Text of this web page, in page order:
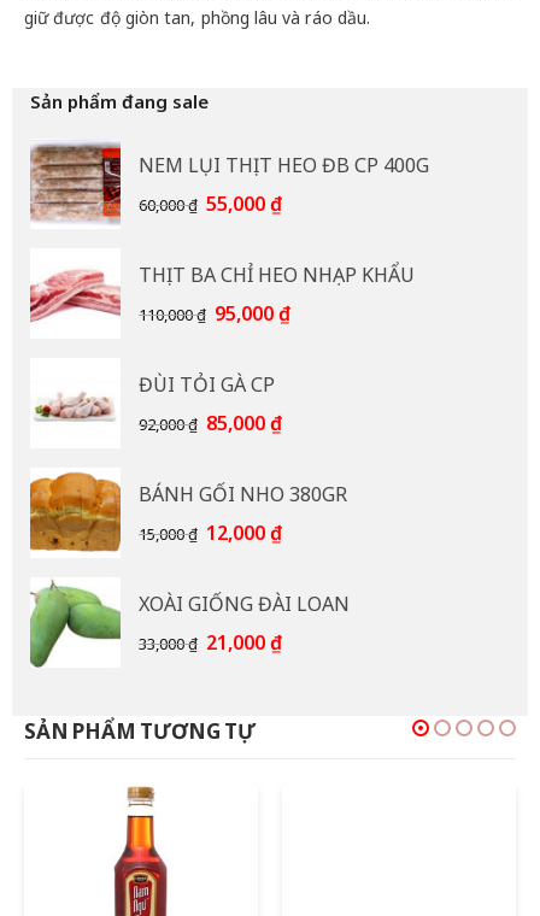
giữ được độ giòn tan, phồng lâu và ráo dầu.
Sản phẩm đang sale
NEM LỤI THỊT HEO ĐB CP 400G
60,000₫ Giá
60,000 ₫.
55,000₫Giá
là:
55,000 ₫.
THỊT BA CHỈ HEO NHẠP KHẨU
110,000₫ Giá
110,000 ₫.
95,000₫Giá
ĐÙI TỎI GÀ CP
92,000₫ Giá
92,000 ₫.
85,000₫Giá
là:
85,000 ₫.
BÁNH GỐI NHO 380GR
15,000₫ Giá
15,000 ₫.
12,000₫Giá
là:
12,000 ₫.
XOÀI GIỐNG ĐÀI LOAN
33,000₫ Giá
33,000 ₫.
21,000₫Giá
SẢN PHẨM TƯƠNG TỰ